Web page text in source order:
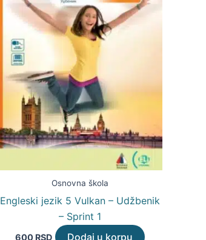
Osnovna škola
Engleski jezik 5 Vulkan – Udžbenik
– Sprint 1
600 RSD Dodaj u korpu